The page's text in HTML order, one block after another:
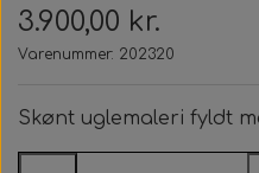
3.900,00 kr.
Varenummer: 202320
Skønt uglemaleri fyldt